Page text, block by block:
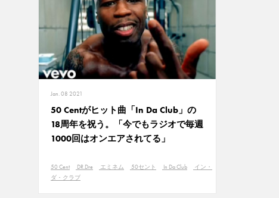
Jan. 08 2021
50 Centがヒット曲「In Da Club」の
18周年を祝う。「今でもラジオで毎週
1000回はオンエアされてる」
50 Cent DR.Dre エミネム 50セント In Da Club
イン・
ダ・クラブ